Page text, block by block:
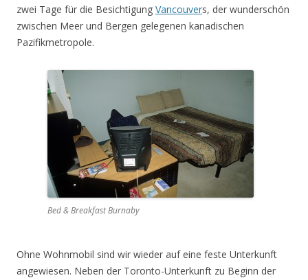
zwei Tage für die Besichtigung Vancouvers, der wunderschön
zwischen Meer und Bergen gelegenen kanadischen
Pazifikmetropole.
Bed & Breakfast Burnaby
Ohne Wohnmobil sind wir wieder auf eine feste Unterkunft
angewiesen. Neben der Toronto-Unterkunft zu Beginn der